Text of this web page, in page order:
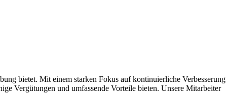
bietet. Mit einem starken Fokus auf kontinuierliche Verbesserung
Vergütungen und umfassende Vorteile bieten. Unsere Mitarbeiter